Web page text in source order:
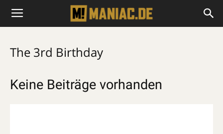
The 3rd Birthday
Keine Beiträge vorhanden